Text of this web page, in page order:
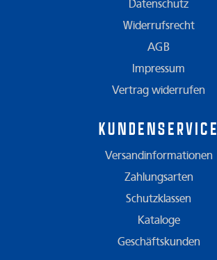
Datenschutz
Widerrufsrecht
AGB
Impressum
Vertrag widerrufen
Kundenservice
Versandinformationen
Zahlungsarten
Schutzklassen
Kataloge
Geschäftskunden